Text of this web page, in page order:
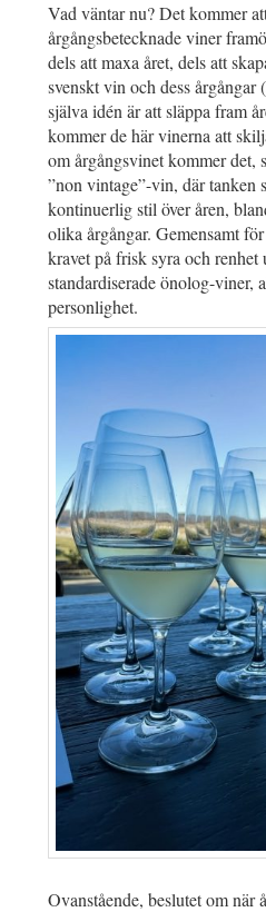
Vad väntar nu? Det kommer
årgångsbetecknade viner
dels att maxa året, dels att
svenskt vin och dess
själva idén är att släppa fram
kommer de här vinerna att
om årgångsvinet kommer det,
”non vintage”-vin, där tanken
kontinuerlig stil över åren,
olika årgångar. Gemensamt
kravet på frisk syra och
standardiserade önolog-viner,
personlighet.
Ovanstående, beslutet om när